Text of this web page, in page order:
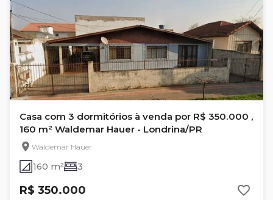
Casa com 3 dormitórios à venda por R$ 350.000 ,
160 m² Waldemar Hauer - Londrina/PR
Waldemar Hauer
160 m² 3
R$ 350.000